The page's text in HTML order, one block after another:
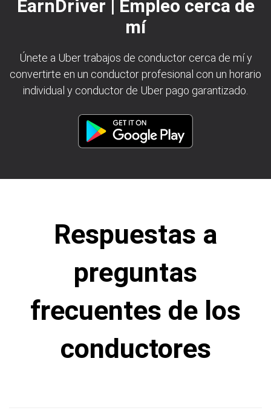
EarnDriver | Empleo cerca de
mí
Únete a Uber trabajos de conductor cerca de mí y
convertirte en un conductor profesional con un horario
individual y conductor de Uber pago garantizado.
Respuestas a
preguntas
frecuentes de los
conductores